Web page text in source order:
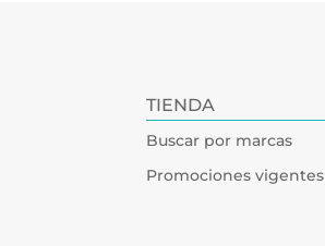
TIENDA
Buscar por marcas
Promociones vigentes